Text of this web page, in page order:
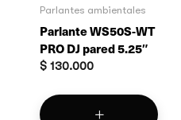
Parlantes ambientales
Parlante WS50S-WT
PRO DJ pared 5.25″
$ 130.000